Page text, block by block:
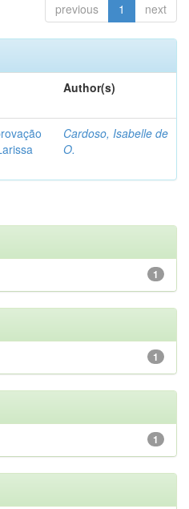
previous 1 next
Author(s)
Cardoso, Isabelle de
O.
1
1
1